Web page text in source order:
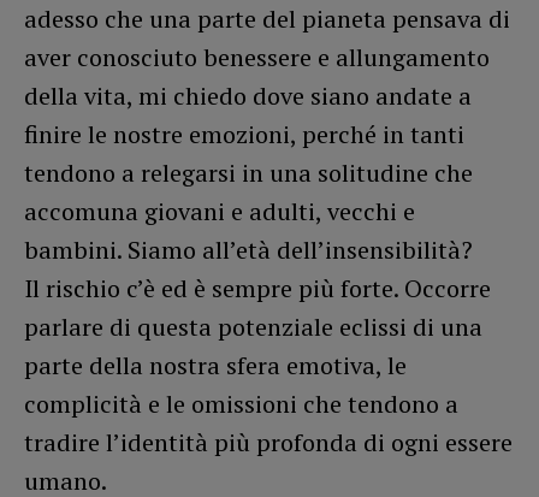
adesso che una parte del pianeta pensava di
aver conosciuto benessere e allungamento
della vita, mi chiedo dove siano andate a
finire le nostre emozioni, perché in tanti
tendono a relegarsi in una solitudine che
accomuna giovani e adulti, vecchi e
bambini. Siamo all’età dell’insensibilità?
Il rischio c’è ed è sempre più forte. Occorre
parlare di questa potenziale eclissi di una
parte della nostra sfera emotiva, le
complicità e le omissioni che tendono a
tradire l’identità più profonda di ogni essere
umano.